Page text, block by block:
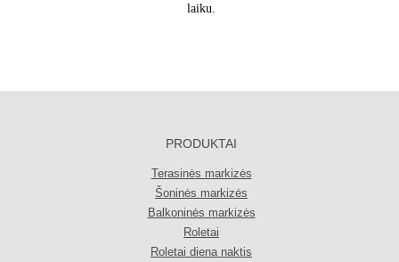
laiku.
PRODUKTAI
Terasinės markizės
Šoninės markizės
Balkoninės markizės
Roletai
Roletai diena naktis